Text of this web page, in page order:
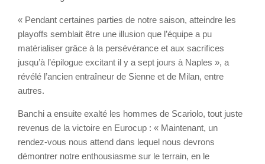
« Pendant certaines parties de notre saison, atteindre les
playoffs semblait être une illusion que l’équipe a pu
matérialiser grâce à la persévérance et aux sacrifices
jusqu’à l’épilogue excitant il y a sept jours à Naples », a
révélé l’ancien entraîneur de Sienne et de Milan, entre
autres.
Banchi a ensuite exalté les hommes de Scariolo, tout juste
revenus de la victoire en Eurocup : « Maintenant, un
rendez-vous nous attend dans lequel nous devrons
démontrer notre enthousiasme sur le terrain, en le